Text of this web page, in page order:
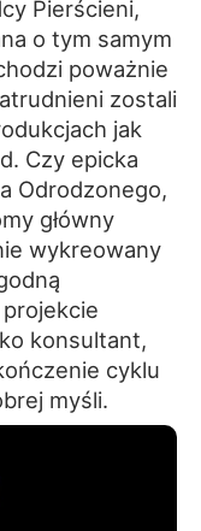
Pierścieni,
o tym samym
poważnie
zostali
jak
Czy epicka
Odrodzonego,
główny
wykreowany
konsultant,
cyklu
myśli.